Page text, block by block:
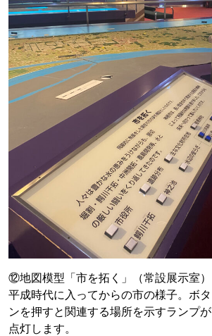
⑫地図模型「市を拓く」（常設展示室）
平成時代に入ってからの市の様子。ボタ
ンを押すと関連する場所を示すランプが
点灯します。